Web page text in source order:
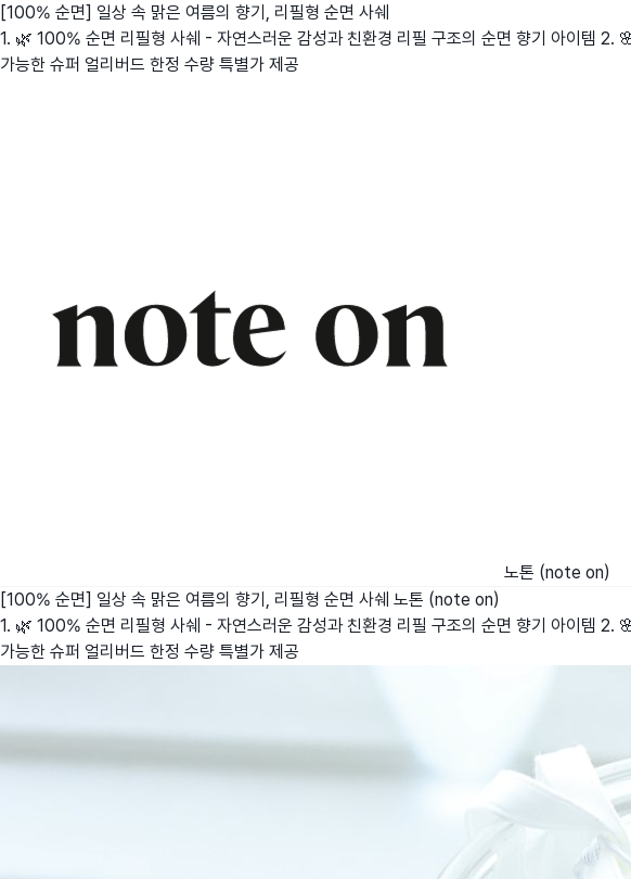
[100% 순면] 일상 속 맑은 여름의 향기, 리필형 순면 사쉐
1. 🌿 100% 순면 리필형 사쉐 - 자연스러운 감성과 친환경 리필 구조의 순면 향기 아이템
가능한 슈퍼 얼리버드 한정 수량 특별가 제공
노톤 (note on)
[100% 순면] 일상 속 맑은 여름의 향기, 리필형 순면 사쉐 노톤 (note on)
1. 🌿 100% 순면 리필형 사쉐 - 자연스러운 감성과 친환경 리필 구조의 순면 향기 아이템
가능한 슈퍼 얼리버드 한정 수량 특별가 제공